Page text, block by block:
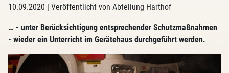
10.09.2020 | Veröffentlicht von Abteilung Harthof
… - unter Berücksichtigung entsprechender Schutzmaßnahmen
- wieder ein Unterricht im Gerätehaus durchgeführt werden.